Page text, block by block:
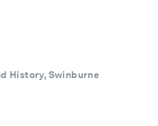
History, Swinburne